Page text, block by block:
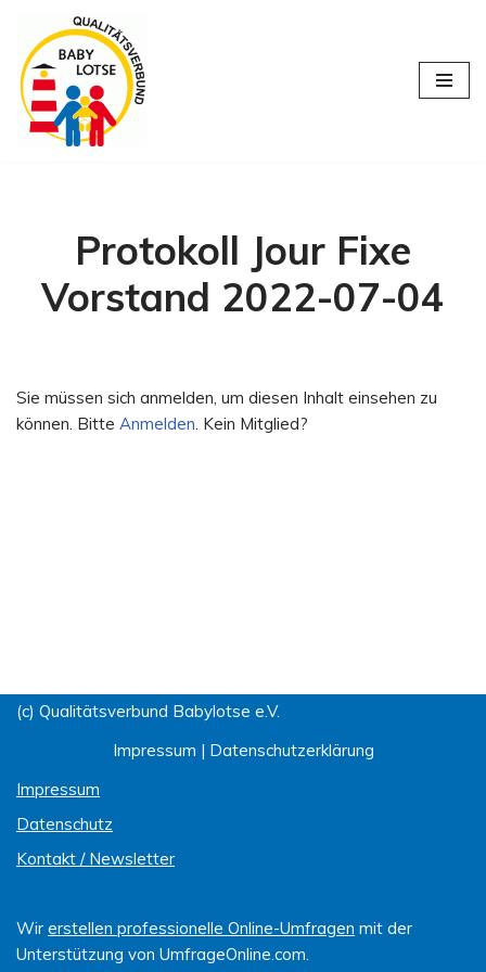
Zum
Inhalt
springen
Protokoll Jour Fixe
Vorstand 2022-07-04
Sie müssen sich anmelden, um diesen Inhalt einsehen zu
können. Bitte Anmelden. Kein Mitglied?
(c) Qualitätsverbund Babylotse e.V.
Impressum | Datenschutzerklärung
Impressum
Datenschutz
Kontakt / Newsletter
Wir erstellen professionelle Online-Umfragen mit der
Unterstützung von UmfrageOnline.com.